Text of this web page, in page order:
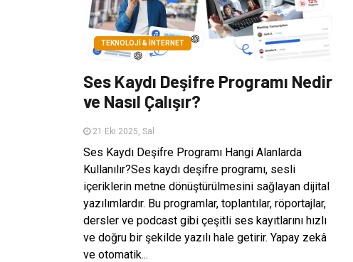
TEKNOLOJI & İNTERNET
Ses Kaydı Deşifre Programı Nedir
ve Nasıl Çalışır?
21 Eki 2025, Sal
Ses Kaydı Deşifre Programı Hangi Alanlarda
Kullanılır?Ses kaydı deşifre programı, sesli
içeriklerin metne dönüştürülmesini sağlayan dijital
yazılımlardır. Bu programlar, toplantılar, röportajlar,
dersler ve podcast gibi çeşitli ses kayıtlarını hızlı
ve doğru bir şekilde yazılı hale getirir. Yapay zekâ
ve otomatik...